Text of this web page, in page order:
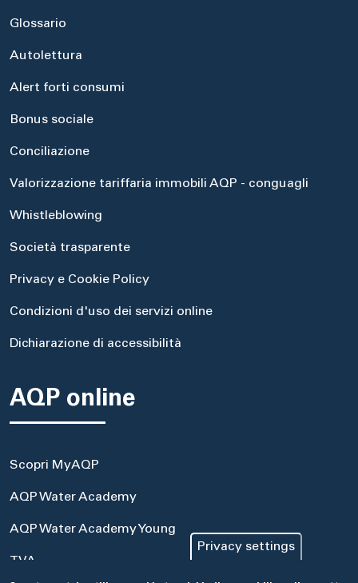
Glossario
Autolettura
Alert forti consumi
Bonus sociale
Conciliazione
Valorizzazione tariffaria immobili AQP - conguagli
Whistleblowing
Società trasparente
Privacy e Cookie Policy
Condizioni d'uso dei servizi online
Dichiarazione di accessibilità
AQP online
Scopri MyAQP
AQP Water Academy
AQP Water Academy Young
TVA
Privacy settings